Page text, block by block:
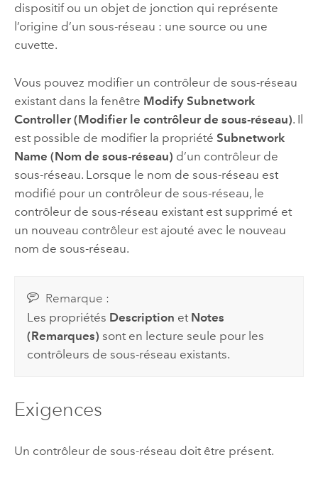
dispositif ou un objet de jonction qui représente
l’origine d’un sous-réseau : une source ou une
cuvette.
Vous pouvez modifier un contrôleur de sous-réseau
existant dans la fenêtre Modify Subnetwork
Controller (Modifier le contrôleur de sous-réseau). Il
est possible de modifier la propriété Subnetwork
Name (Nom de sous-réseau) d’un contrôleur de
sous-réseau. Lorsque le nom de sous-réseau est
modifié pour un contrôleur de sous-réseau, le
contrôleur de sous-réseau existant est supprimé et
un nouveau contrôleur est ajouté avec le nouveau
nom de sous-réseau.
Remarque :
Les propriétés Description et Notes
(Remarques) sont en lecture seule pour les
contrôleurs de sous-réseau existants.
Exigences
Un contrôleur de sous-réseau doit être présent.